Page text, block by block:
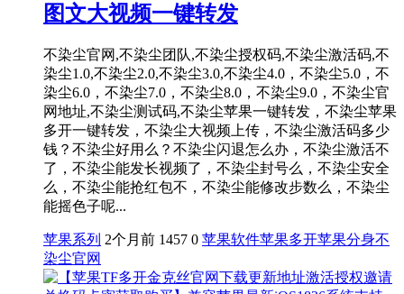
图文大视频一键转发
不染尘官网,不染尘团队,不染尘授权码,不染尘激活码,不
染尘1.0,不染尘2.0,不染尘3.0,不染尘4.0，不染尘5.0，不
染尘6.0，不染尘7.0，不染尘8.0，不染尘9.0，不染尘官
网地址,不染尘测试码,不染尘苹果一键转发，不染尘苹果
多开一键转发，不染尘大视频上传，不染尘激活码多少
钱？不染尘好用么？不染尘闪退怎么办，不染尘激活不
了，不染尘能发长视频了，不染尘封号么，不染尘安全
么，不染尘能抢红包不，不染尘能修改步数么，不染尘
能摇色子呢...
苹果系列 2个月前 1457 0 苹果软件苹果多开苹果分身不
染尘官网